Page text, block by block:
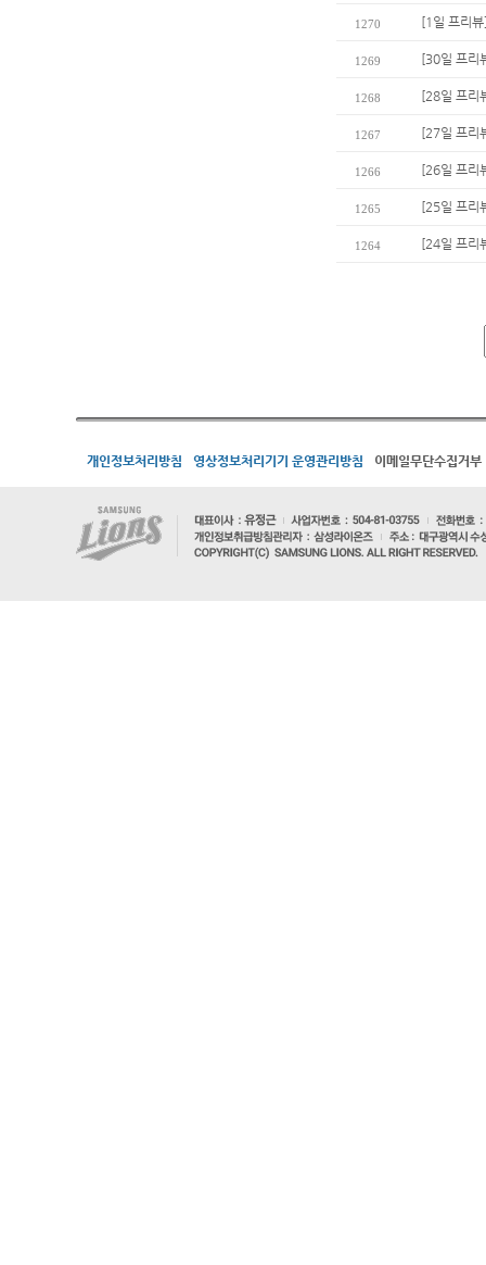
1270 [1일 프리
1269 [30일 프리
1268 [28일 프리
1267 [27일 프리
1266 [26일 프리
1265 [25일 프리
1264 [24일 프리
개인정보처리방침 영상정보처리기기 운영관리방침 이메일무단수집거부